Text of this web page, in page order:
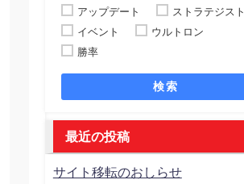
アップデート
ストラテジスト
イベント
ウルトロン
勝率
検索
最近の投稿
サイト移転のおしらせ